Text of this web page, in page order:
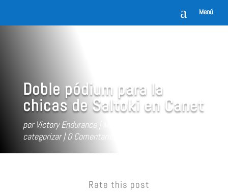
a Menú
Doble pódium para la
chicas de Saltoki en Canet
por Victory Endurance
categorizar
0 Comentarios
Rate this post